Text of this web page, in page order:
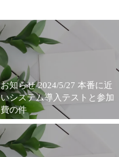
お知らせ 2024/5/27 本番に近
いシステム導入テストと参加
費の件